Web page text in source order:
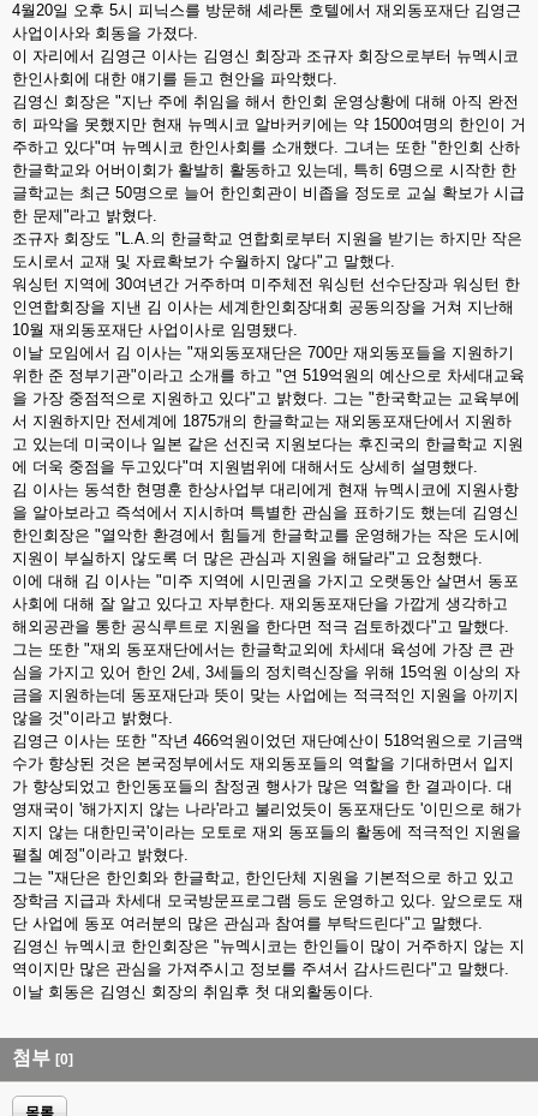
4월20일 오후 5시 피닉스를 방문해 셰라톤 호텔에서 재외동포재단 김영근
사업이사와 회동을 가졌다.
이 자리에서 김영근 이사는 김영신 회장과 조규자 회장으로부터 뉴멕시코
한인사회에 대한 얘기를 듣고 현안을 파악했다.
김영신 회장은 "지난 주에 취임을 해서 한인회 운영상황에 대해 아직 완전
히 파악을 못했지만 현재 뉴멕시코 알바커키에는 약 1500여명의 한인이 거
주하고 있다"며 뉴멕시코 한인사회를 소개했다. 그녀는 또한 "한인회 산하
한글학교와 어버이회가 활발히 활동하고 있는데, 특히 6명으로 시작한 한
글학교는 최근 50명으로 늘어 한인회관이 비좁을 정도로 교실 확보가 시급
한 문제"라고 밝혔다.
조규자 회장도 "L.A.의 한글학교 연합회로부터 지원을 받기는 하지만 작은
도시로서 교재 및 자료확보가 수월하지 않다"고 말했다.
워싱턴 지역에 30여년간 거주하며 미주체전 워싱턴 선수단장과 워싱턴 한
인연합회장을 지낸 김 이사는 세계한인회장대회 공동의장을 거쳐 지난해
10월 재외동포재단 사업이사로 임명됐다.
이날 모임에서 김 이사는 "재외동포재단은 700만 재외동포들을 지원하기
위한 준 정부기관"이라고 소개를 하고 "연 519억원의 예산으로 차세대교육
을 가장 중점적으로 지원하고 있다"고 밝혔다. 그는 "한국학교는 교육부에
서 지원하지만 전세계에 1875개의 한글학교는 재외동포재단에서 지원하
고 있는데 미국이나 일본 같은 선진국 지원보다는 후진국의 한글학교 지원
에 더욱 중점을 두고있다"며 지원범위에 대해서도 상세히 설명했다.
김 이사는 동석한 현명훈 한상사업부 대리에게 현재 뉴멕시코에 지원사항
을 알아보라고 즉석에서 지시하며 특별한 관심을 표하기도 했는데 김영신
한인회장은 "열악한 환경에서 힘들게 한글학교를 운영해가는 작은 도시에
지원이 부실하지 않도록 더 많은 관심과 지원을 해달라"고 요청했다.
이에 대해 김 이사는 "미주 지역에 시민권을 가지고 오랫동안 살면서 동포
사회에 대해 잘 알고 있다고 자부한다. 재외동포재단을 가깝게 생각하고
해외공관을 통한 공식루트로 지원을 한다면 적극 검토하겠다"고 말했다.
그는 또한 "재외 동포재단에서는 한글학교외에 차세대 육성에 가장 큰 관
심을 가지고 있어 한인 2세, 3세들의 정치력신장을 위해 15억원 이상의 자
금을 지원하는데 동포재단과 뜻이 맞는 사업에는 적극적인 지원을 아끼지
않을 것"이라고 밝혔다.
김영근 이사는 또한 "작년 466억원이었던 재단예산이 518억원으로 기금액
수가 향상된 것은 본국정부에서도 재외동포들의 역할을 기대하면서 입지
가 향상되었고 한인동포들의 참정권 행사가 많은 역할을 한 결과이다. 대
영재국이 '해가지지 않는 나라'라고 불리었듯이 동포재단도 '이민으로 해가
지지 않는 대한민국'이라는 모토로 재외 동포들의 활동에 적극적인 지원을
펼칠 예정"이라고 밝혔다.
그는 "재단은 한인회와 한글학교, 한인단체 지원을 기본적으로 하고 있고
장학금 지급과 차세대 모국방문프로그램 등도 운영하고 있다. 앞으로도 재
단 사업에 동포 여러분의 많은 관심과 참여를 부탁드린다"고 말했다.
김영신 뉴멕시코 한인회장은 "뉴멕시코는 한인들이 많이 거주하지 않는 지
역이지만 많은 관심을 가져주시고 정보를 주셔서 감사드린다"고 말했다.
이날 회동은 김영신 회장의 취임후 첫 대외활동이다.
첨부 [0]
목록